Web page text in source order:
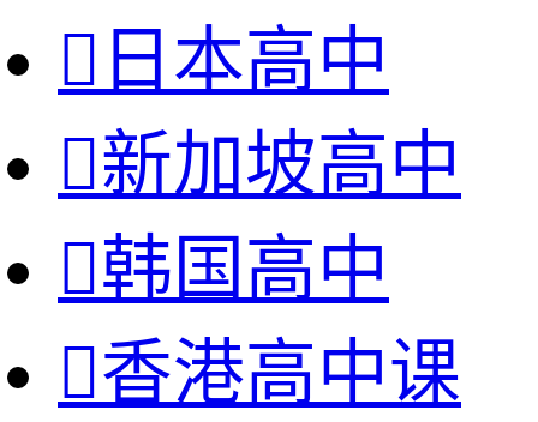
 日本高中
新加坡高中
韩国高中
香港高中课